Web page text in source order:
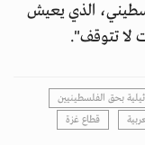
الذي يعيش
لا تتوقف".
بحق الفلسطينيين
قطاع غزة